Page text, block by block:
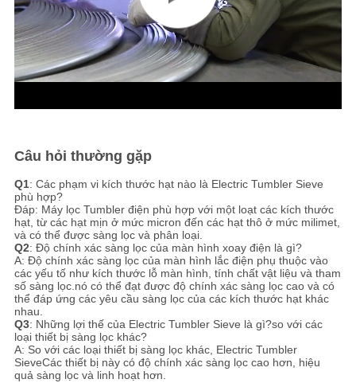
Câu hỏi thường gặp
Q1: Các phạm vi kích thước hạt nào là Electric Tumbler Sieve
phù hợp?
Đáp: Máy lọc Tumbler điện phù hợp với một loạt các kích thước
hạt, từ các hạt mịn ở mức micron đến các hạt thô ở mức milimet,
và có thể được sàng lọc và phân loại.
Q2: Độ chính xác sàng lọc của màn hình xoay điện là gì?
A: Độ chính xác sàng lọc của màn hình lắc điện phụ thuộc vào
các yếu tố như kích thước lỗ màn hình, tính chất vật liệu và tham
số sàng lọc.nó có thể đạt được độ chính xác sàng lọc cao và có
thể đáp ứng các yêu cầu sàng lọc của các kích thước hạt khác
nhau.
Q3: Những lợi thế của Electric Tumbler Sieve là gì?so với các
loại thiết bị sàng lọc khác?
A: So với các loại thiết bị sàng lọc khác, Electric Tumbler
SieveCác thiết bị này có độ chính xác sàng lọc cao hơn, hiệu
quả sàng lọc và linh hoạt hơn.